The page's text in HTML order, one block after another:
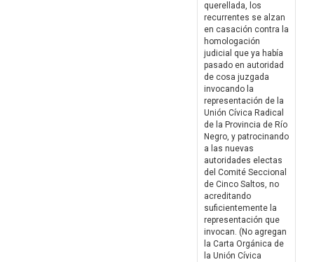
querellada, los
recurrentes se alzan
en casación contra la
homologación
judicial que ya había
pasado en autoridad
de cosa juzgada
invocando la
representación de la
Unión Cívica Radical
de la Provincia de Río
Negro, y patrocinando
a las nuevas
autoridades electas
del Comité Seccional
de Cinco Saltos, no
acreditando
suficientemente la
representación que
invocan. (No agregan
la Carta Orgánica de
la Unión Cívica